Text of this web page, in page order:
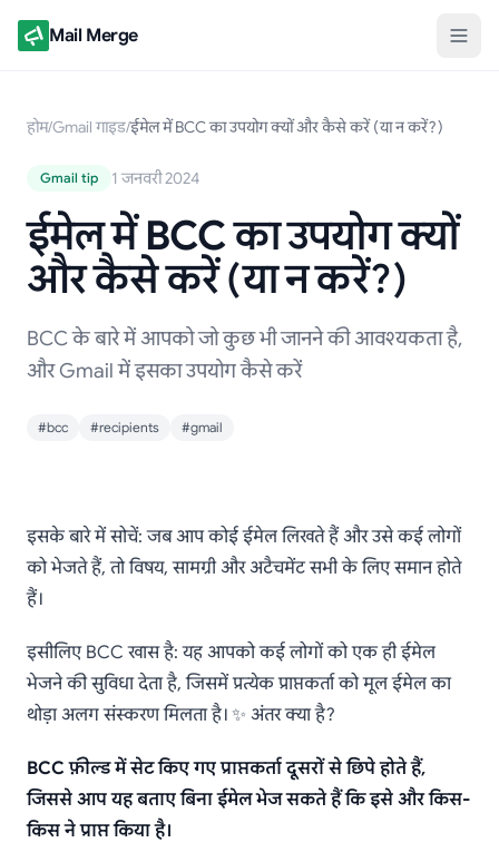
Mail Merge
होम/Gmail गाइड/ईमेल में BCC का उपयोग क्यों और कैसे करें (या न करें?)
Gmail tip 1 जनवरी 2024
ईमेल में BCC का उपयोग क्यों
और कैसे करें (या न करें?)
BCC के बारे में आपको जो कुछ भी जानने की आवश्यकता है,
और Gmail में इसका उपयोग कैसे करें
#bcc #recipients #gmail
ईमेल में BCC का उपयोग क्यों
और कैसे करें (या न करें?)
इसके बारे में सोचें: जब आप कोई ईमेल लिखते हैं और उसे कई लोगों
को भेजते हैं, तो विषय, सामग्री और अटैचमेंट सभी के लिए समान होते
हैं।
इसीलिए BCC खास है: यह आपको कई लोगों को एक ही ईमेल
भेजने की सुविधा देता है, जिसमें प्रत्येक प्राप्तकर्ता को मूल ईमेल का
थोड़ा अलग संस्करण मिलता है। ✨ अंतर क्या है?
BCC फ़ील्ड में सेट किए गए प्राप्तकर्ता दूसरों से छिपे होते हैं,
जिससे आप यह बताए बिना ईमेल भेज सकते हैं कि इसे और किस-
किस ने प्राप्त किया है।